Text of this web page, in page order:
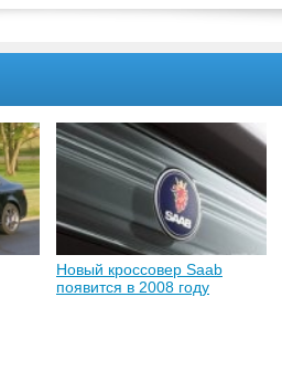
Новый кроссовер Saab
появится в 2008 году